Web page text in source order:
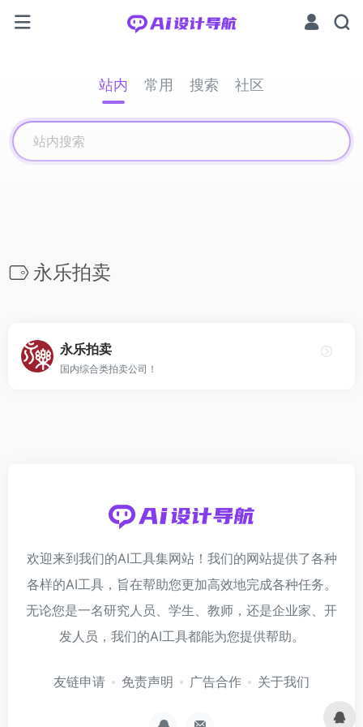
站内 常用 搜索 社区
永乐拍卖
永乐拍卖
国内综合类拍卖公司！
欢迎来到我们的AI工具集网站！我们的网站提供了各种
各样的AI工具，旨在帮助您更加高效地完成各种任务。
无论您是一名研究人员、学生、教师，还是企业家、开
发人员，我们的AI工具都能为您提供帮助。
友链申请 免责声明 广告合作 关于我们